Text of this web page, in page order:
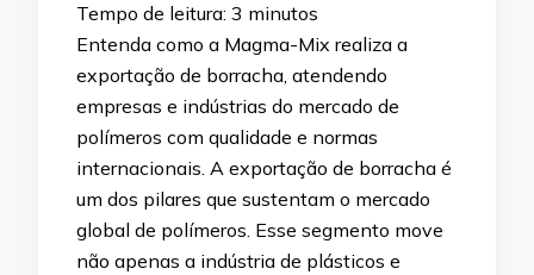
Tempo de leitura: 3 minutos
Entenda como a Magma-Mix realiza a
exportação de borracha, atendendo
empresas e indústrias do mercado de
polímeros com qualidade e normas
internacionais. A exportação de borracha é
um dos pilares que sustentam o mercado
global de polímeros. Esse segmento move
não apenas a indústria de plásticos e